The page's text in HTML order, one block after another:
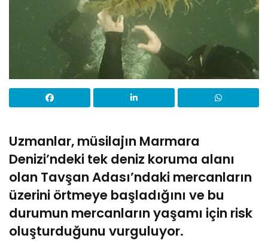
Uzmanlar, müsilajın Marmara
Denizi’ndeki tek deniz koruma alanı
olan Tavşan Adası’ndaki mercanların
üzerini örtmeye başladığını ve bu
durumun mercanların yaşamı için risk
oluşturduğunu vurguluyor.